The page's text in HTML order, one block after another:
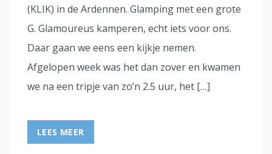
(KLIK) in de Ardennen. Glamping met een grote
G. Glamoureus kamperen, echt iets voor ons.
Daar gaan we eens een kijkje nemen.
Afgelopen week was het dan zover en kwamen
we na een tripje van zo’n 2.5 uur, het […]
LEES MEER